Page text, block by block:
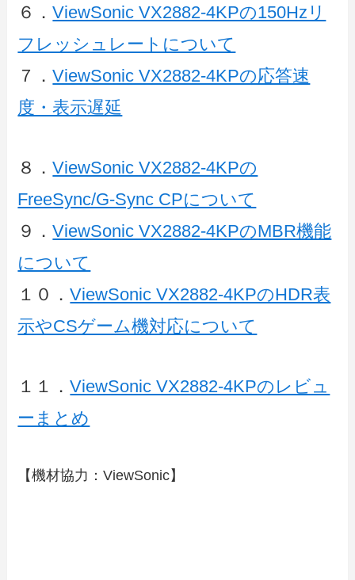
６．ViewSonic VX2882-4KPの150Hzリ
フレッシュレートについて
７．ViewSonic VX2882-4KPの応答速
度・表示遅延
８．ViewSonic VX2882-4KPの
FreeSync/G-Sync CPについて
９．ViewSonic VX2882-4KPのMBR機能
について
１０．ViewSonic VX2882-4KPのHDR表
示やCSゲーム機対応について
１１．ViewSonic VX2882-4KPのレビュ
ーまとめ
【機材協力：ViewSonic】